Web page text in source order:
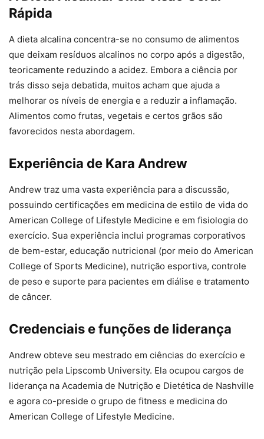
Rápida
A dieta alcalina concentra-se no consumo de alimentos
que deixam resíduos alcalinos no corpo após a digestão,
teoricamente reduzindo a acidez. Embora a ciência por
trás disso seja debatida, muitos acham que ajuda a
melhorar os níveis de energia e a reduzir a inflamação.
Alimentos como frutas, vegetais e certos grãos são
favorecidos nesta abordagem.
Experiência de Kara Andrew
Andrew traz uma vasta experiência para a discussão,
possuindo certificações em medicina de estilo de vida do
American College of Lifestyle Medicine e em fisiologia do
exercício. Sua experiência inclui programas corporativos
de bem-estar, educação nutricional (por meio do American
College of Sports Medicine), nutrição esportiva, controle
de peso e suporte para pacientes em diálise e tratamento
de câncer.
Credenciais e funções de liderança
Andrew obteve seu mestrado em ciências do exercício e
nutrição pela Lipscomb University. Ela ocupou cargos de
liderança na Academia de Nutrição e Dietética de Nashville
e agora co-preside o grupo de fitness e medicina do
American College of Lifestyle Medicine.